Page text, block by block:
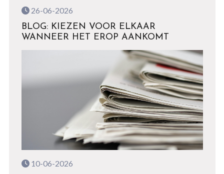
26-06-2026
BLOG: KIEZEN VOOR ELKAAR
WANNEER HET EROP AANKOMT
10-06-2026